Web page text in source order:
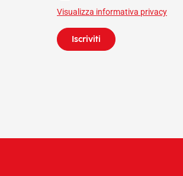
Visualizza informativa privacy
Iscriviti